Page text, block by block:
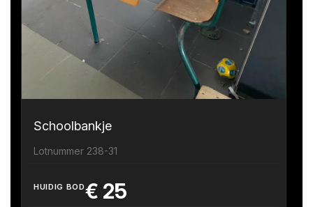
Schoolbankje
Lotnummer 238-31
HUIDIG BOD€ 25